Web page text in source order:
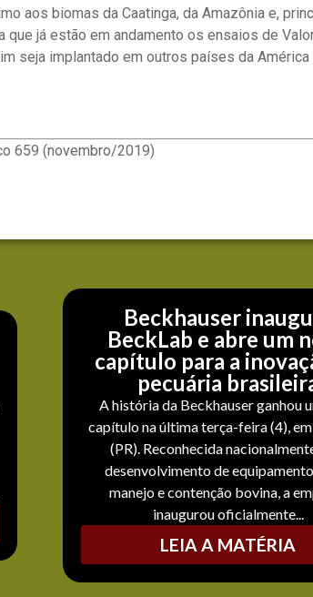
aos biomas da Caatinga, da Amazônia e,
que já estão em andamento os ensaios de
seja implantado em outros países da
659 (novembro/2019)
Beckhauser
BeckLab e abre um
capítulo para a
pecuária
A história da Beckhauser ganhou
capítulo na última terça-feira (4),
(PR). Reconhecida
desenvolvimento de
manejo e contenção bovina, a
inaugurou oficialmente...
LEIA A MATÉRIA